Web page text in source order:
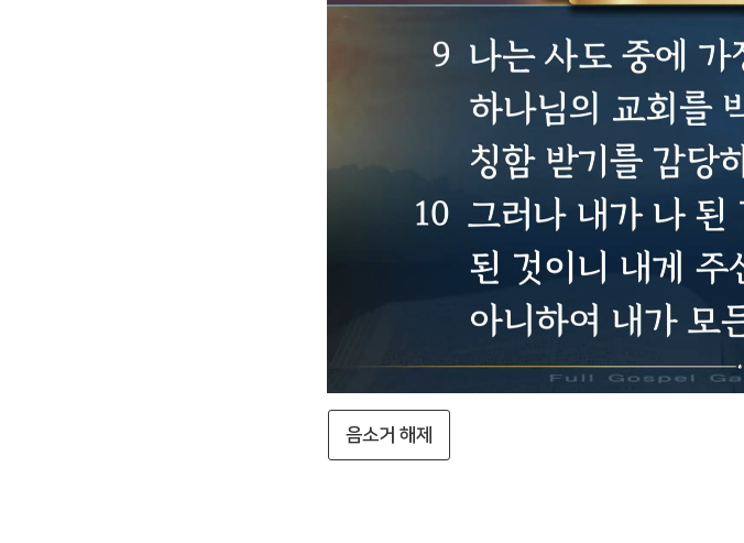
음소거 해제